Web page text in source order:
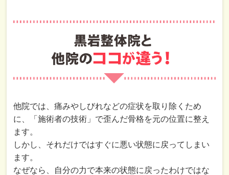
他院では、痛みやしびれなどの症状を取り除くため
に、「施術者の技術」で歪んだ骨格を元の位置に整え
ます。
しかし、それだけではすぐに悪い状態に戻ってしまい
ます。
なぜなら、自分の力で本来の状態に戻ったわけではな